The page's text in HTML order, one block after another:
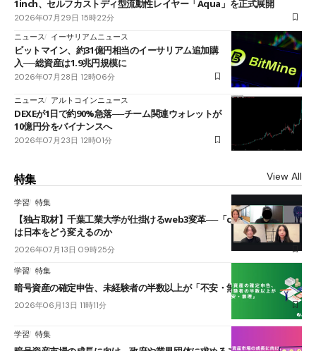
1inch、セルフカストディ型流動性レイヤー「Aqua」を正式展開
2026年07月29日 15時22分
ニュース
イーサリアムニュース
ビットマイン、約31億円相当のイーサリアム追加購
入──総資産は1.9兆円規模に
2026年07月28日 12時06分
ニュース アルトコインニュース
DEXEが1日で約90%急落──チーム関連ウォレットが
10億円分をバイナンスへ
2026年07月23日 12時01分
特集 View All
学習 特集
【独占取材】千葉工業大学が仕掛けるweb3変革──「cJPY」とAIの融合
は日本をどう変えるのか
2026年07月13日 09時25分
学習 特集
暗号資産の確定申告、未経験者の半数以上が「不安・無理」
2026年06月13日 11時11分
学習 特集